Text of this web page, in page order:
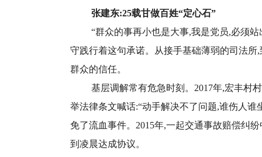
张建东:25载甘做百姓“定心石”
“群众的事再小也是大事,我是党员,必须
守践行着这句承诺。从接手基础薄弱的司法
群众的信任。
基层调解常有危急时刻。2017年,宏丰村
举法律条文喊话:“动手解决不了问题,谁伤人
免了流血事件。2015年,一起交通事故赔偿纠
到凌晨达成协议。